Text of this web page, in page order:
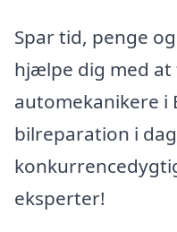
Spar tid, penge
hjælpe dig med at
automekanikere i
bilreparation i
eksperter!